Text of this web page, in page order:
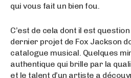
qui vous fait un bien fou.
C’est de cela dont il est question
dernier projet de Fox Jackson
catalogue musical. Quelques
authentique qui brille par la
et le talent d’un artiste a